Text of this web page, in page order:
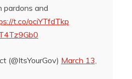
pardons and
t.co/ociYTfdTkp
(@ItsYourGov) March 13,